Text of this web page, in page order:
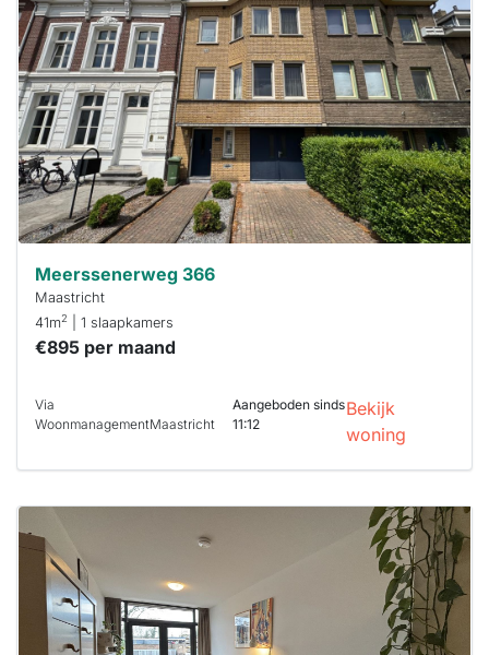
waarschijnlijk
al verhuurd
Om kans te
maken moet je
binnen 15
minuten
reageren.
Stekkies helpt
je hierbij!
Meerssenerweg 366
Maastricht
41m2 | 1 slaapkamers
€895 per maand
Via
WoonmanagementMaastricht
Aangeboden sinds
11:12
Bekijk
woning
waarschijnlijk
al verhuurd
Om kans te
maken moet je
binnen 15
minuten